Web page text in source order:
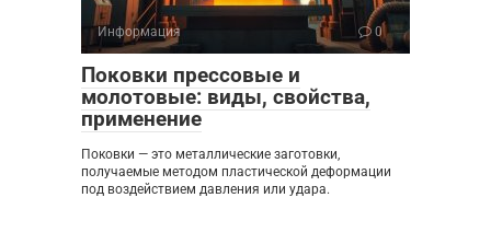
Информация 0
Поковки прессовые и
молотовые: виды, свойства,
применение
Поковки — это металлические заготовки,
получаемые методом пластической деформации
под воздействием давления или удара.